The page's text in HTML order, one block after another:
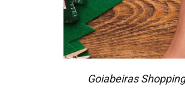
Goiabeiras